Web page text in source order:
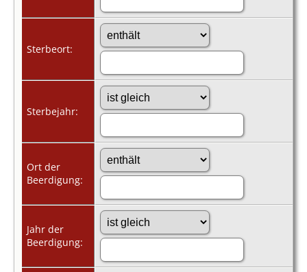
Sterbeort:
Sterbejahr:
Ort der
Beerdigung:
Jahr der
Beerdigung: